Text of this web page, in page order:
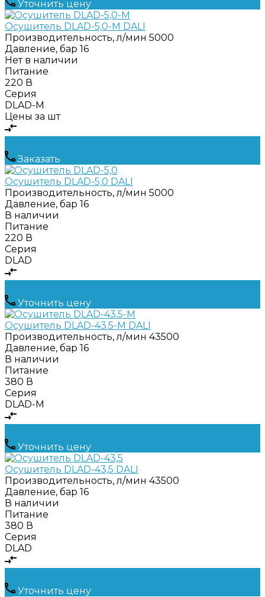
Уточнить цену
Осушитель DLAD-5,0-M DALI
Производительность, л/мин 5000
Давление, бар 16
Нет в наличии
Питание
220 В
Серия
DLAD-M
Цены за шт
Заказать
Осушитель DLAD-5,0 DALI
Производительность, л/мин 5000
Давление, бар 16
В наличии
Питание
220 В
Серия
DLAD
Уточнить цену
Осушитель DLAD-43.5-M DALI
Производительность, л/мин 43500
Давление, бар 16
В наличии
Питание
380 В
Серия
DLAD-M
Уточнить цену
Осушитель DLAD-43,5 DALI
Производительность, л/мин 43500
Давление, бар 16
В наличии
Питание
380 В
Серия
DLAD
Уточнить цену